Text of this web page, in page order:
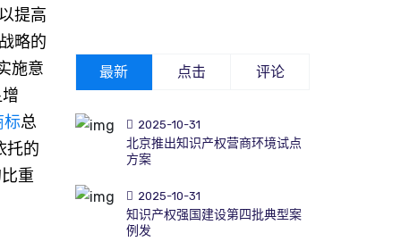
提高
略的
施意
标总
托的
重
最新 点击 评论
2025-10-31
北京推出知识产权营商环境试点
方案
2025-10-31
知识产权强国建设第四批典型案
例发